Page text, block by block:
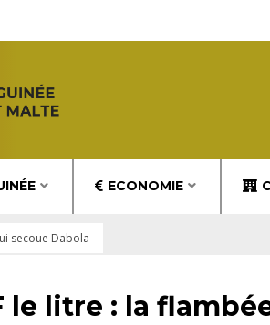
ECONOMIE
secoue Dabola
le litre : la